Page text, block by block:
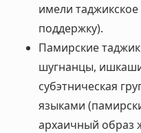
имели
поддержку).
Памирские
шугнанцы,
субэтническая
языками
архаичный образ